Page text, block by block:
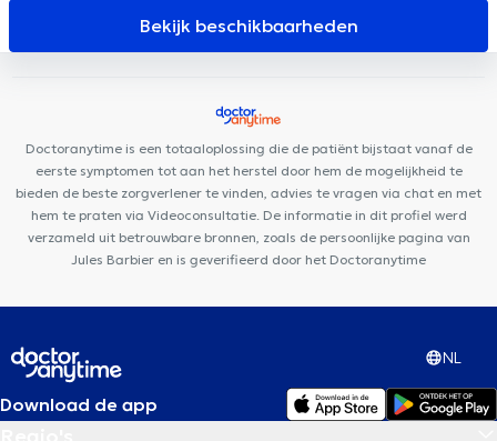
Clinique Saint-Jean
BACK BrainCair Bruxelles
Centre médical Brunfaut
Cabinet dentaire de Cordelia Lossy
Cabinet médical de Ribaucourt
Bekijk beschikbaarheden
Doctoranytime is een totaaloplossing die de patiënt bijstaat vanaf de
eerste symptomen tot aan het herstel door hem de mogelijkheid te
bieden de beste zorgverlener te vinden, advies te vragen via chat en met
hem te praten via Videoconsultatie. De informatie in dit profiel werd
verzameld uit betrouwbare bronnen, zoals de persoonlijke pagina van
Jules Barbier en is geverifieerd door het Doctoranytime
NL
Download de app